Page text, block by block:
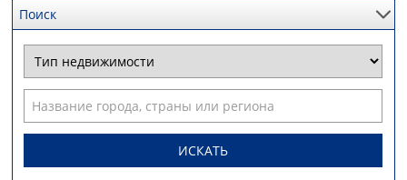
Поиск
ИСКАТЬ